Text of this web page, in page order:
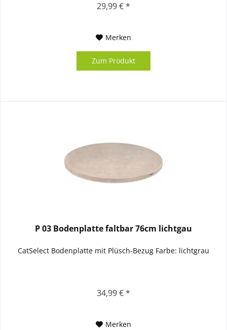
29,99 € *
Merken
Zum Produkt
P 03 Bodenplatte faltbar 76cm lichtgau
CatSelect Bodenplatte mit Plüsch-Bezug Farbe: lichtgrau
34,99 € *
Merken